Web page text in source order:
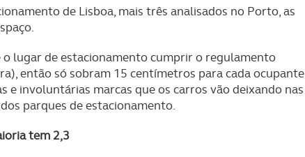
de Lisboa, mais três analisados no Porto, as
o lugar de estacionamento cumprir o regulamento
então só sobram 15 centímetros para cada ocupante
e involuntárias marcas que os carros vão deixando nas
parques de estacionamento.
tem 2,3